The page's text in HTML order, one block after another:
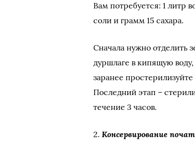
Вам потребуется: 1 литр
соли и грамм 15 сахара.
Сначала нужно отделить
дуршлаге в кипящую
заранее
Последний этап –
течение 3 часов.
2.Консервирование